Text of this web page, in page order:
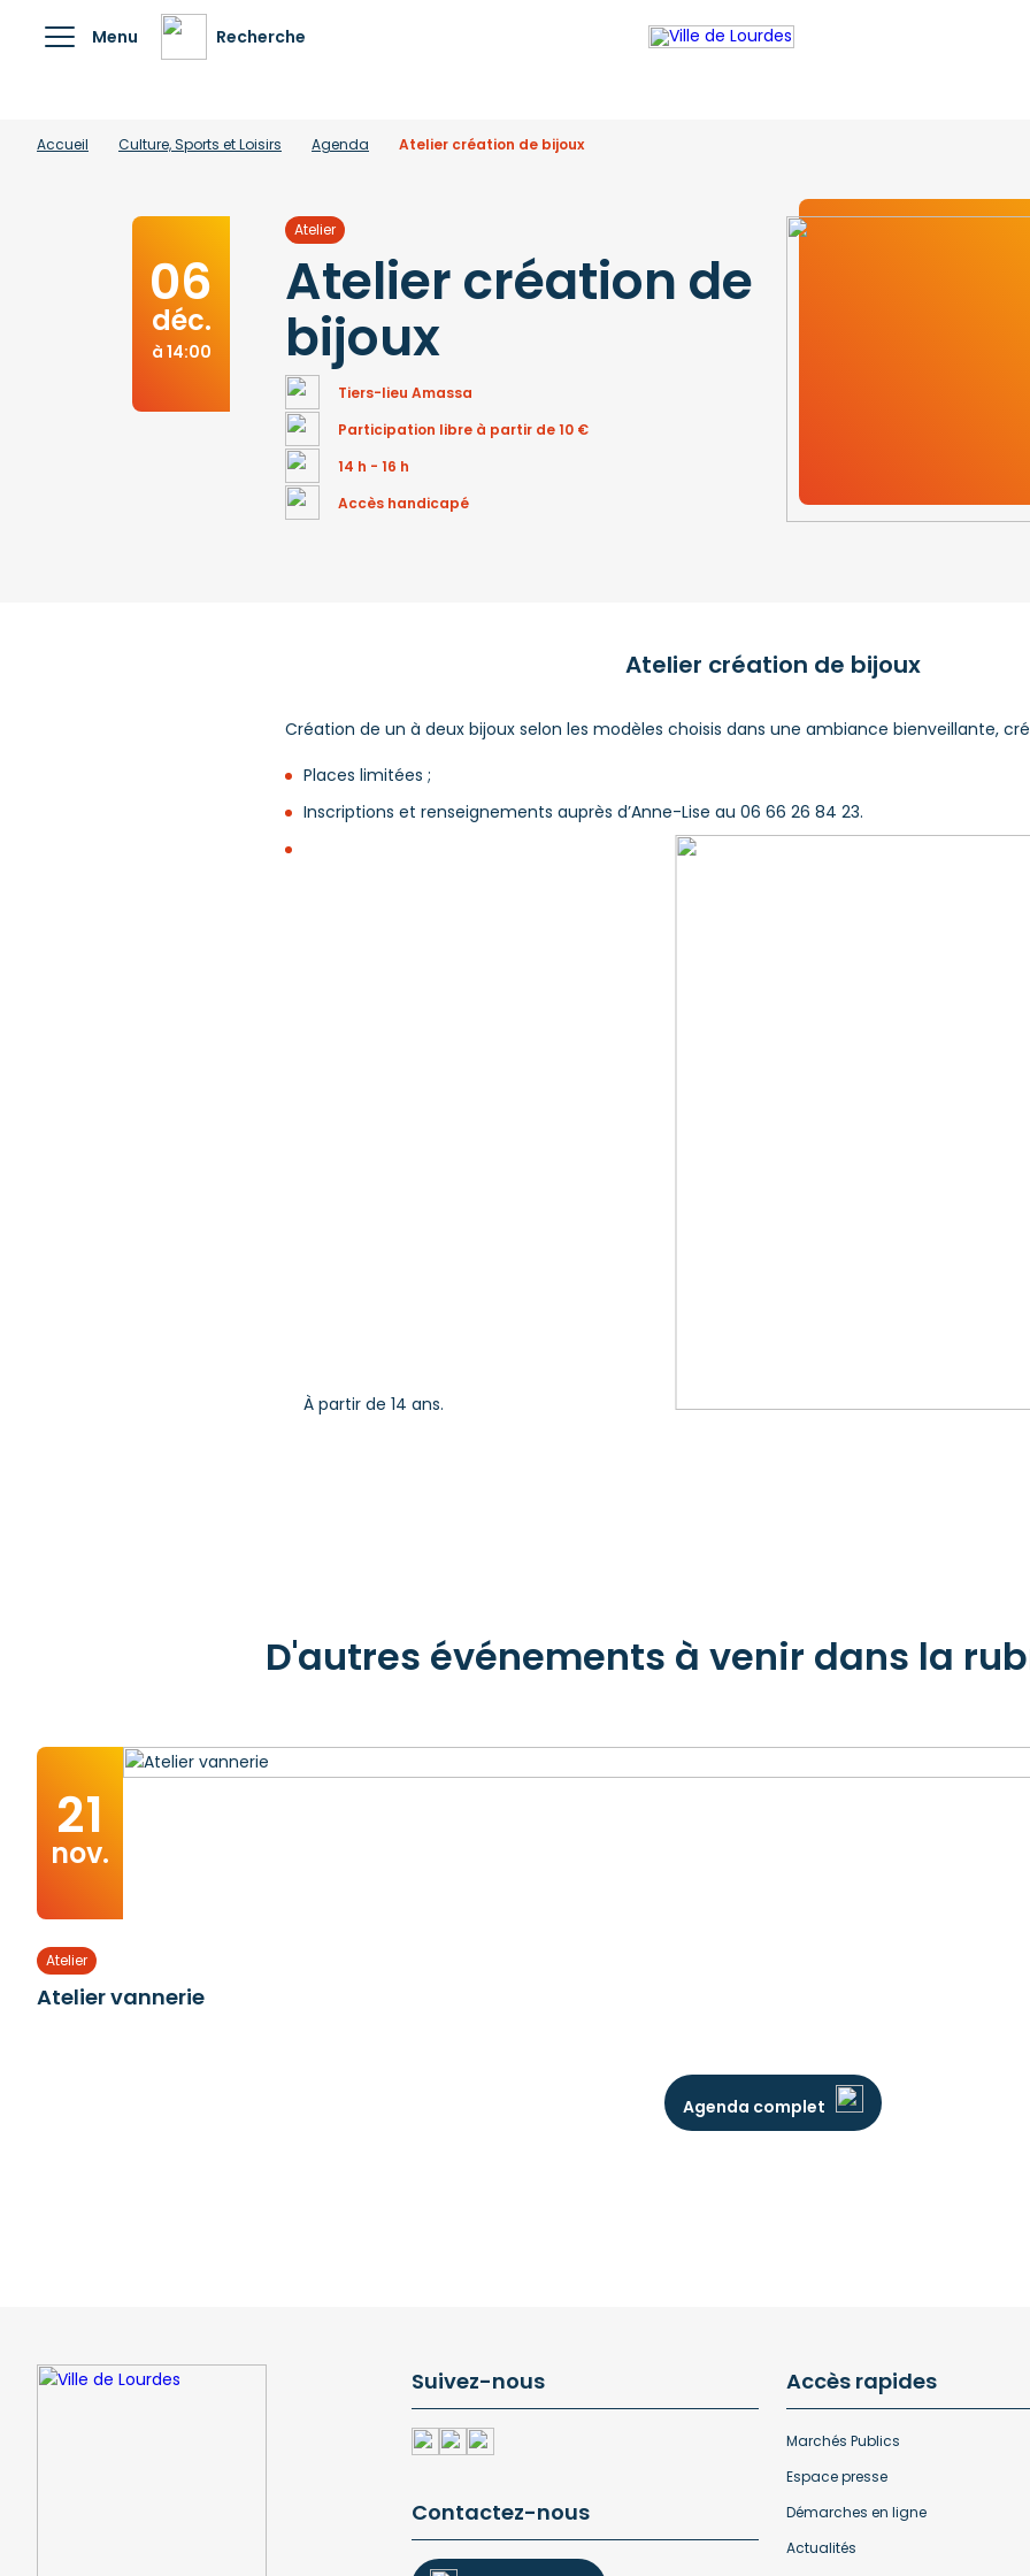
Menu Recherche
Accueil Culture, Sports et Loisirs Agenda Atelier création de bijoux
06
déc.
à 14:00
Atelier
Atelier création de
bijoux
Tiers-lieu Amassa
Participation libre à partir de 10 €
14 h - 16 h
Accès handicapé
Atelier création de bijoux
Création de un à deux bijoux selon les modèles choisis dans une ambiance bienveillante,
Places limitées ;
Inscriptions et renseignements auprès d’Anne-Lise au 06 66 26 84 23.
À partir de 14 ans.
D'autres événements à venir dans la
21
nov.
Atelier
Atelier vannerie
Agenda complet
Suivez-nous
Contactez-nous
Accès rapides
Marchés Publics
Espace presse
Démarches en ligne
Actualités